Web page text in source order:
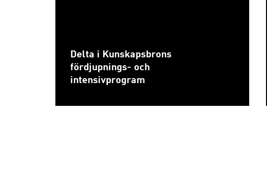
Delta i Kunskapsbrons
fördjupnings- och
intensivprogram